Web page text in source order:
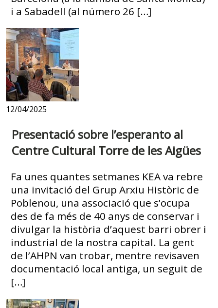
i a Sabadell (al número 26 […]
12/04/2025
Presentació sobre l’esperanto al
Centre Cultural Torre de les Aigües
Fa unes quantes setmanes KEA va rebre
una invitació del Grup Arxiu Històric de
Poblenou, una associació que s’ocupa
des de fa més de 40 anys de conservar i
divulgar la història d’aquest barri obrer i
industrial de la nostra capital. La gent
de l’AHPN van trobar, mentre revisaven
documentació local antiga, un seguit de
[…]